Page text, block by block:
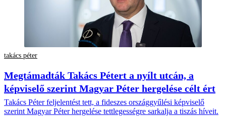
takács péter
Megtámadták Takács Pétert a nyílt utcán, a
képviselő szerint Magyar Péter hergelése célt ért
Takács Péter feljelentést tett, a fideszes országgyűlési képviselő
szerint Magyar Péter hergelése tettlegességre sarkalja a tiszás híveit.